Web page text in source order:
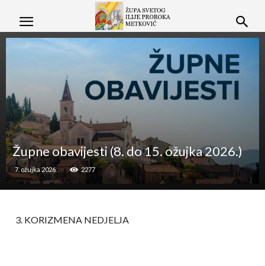
Župne obavijesti (8. do 15. ožujka 2026.)
7. ožujka 2026. 2277
KORIZMENA NEDJELJA